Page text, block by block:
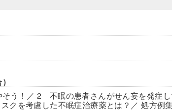
う！／ 2 不眠の患者さんがせん妄を発症
クを考慮した不眠症治療薬とは？／ 処方例